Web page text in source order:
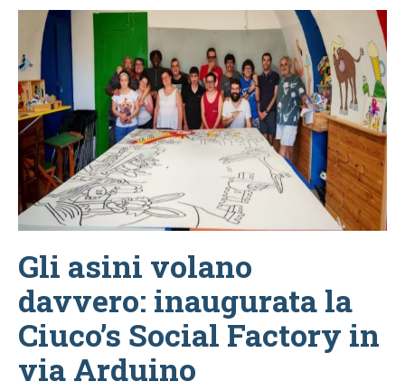
Gli asini volano
davvero: inaugurata la
Ciuco’s Social Factory in
via Arduino